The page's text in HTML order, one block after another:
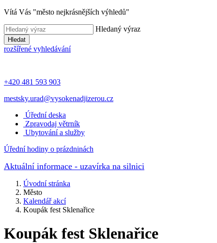
Vítá Vás "město nejkrásnějších výhledů"
Hledaný výraz
Hledat
rozšířené vyhledávání
+420 481 593 903
mestsky.urad@vysokenadjizerou.cz
Úřední deska
Zpravodaj větrník
Ubytování a služby
Úřední hodiny o prázdninách
Aktuální informace - uzavírka na silnici
Úvodní stránka
Město
Kalendář akcí
Koupák fest Sklenařice
Koupák fest Sklenařice